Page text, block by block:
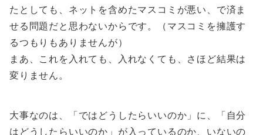
たとしても、ネットを含めたマスコミが悪い、で済ま
せる問題だと思わないからです。（マスコミを擁護す
るつもりもありませんが）
まあ、これを入れても、入れなくても、さほど結果は
変りません。
大事なのは、「ではどうしたらいいのか」に、「自分
はどうしたらいいのか」が入っているのか、いないの